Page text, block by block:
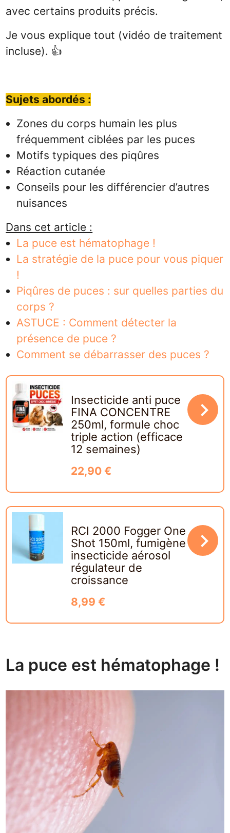
avec certains produits précis.
Je vous explique tout (vidéo de traitement
incluse). 👍
Sujets abordés :
Zones du corps humain les plus
fréquemment ciblées par les puces
Motifs typiques des piqûres
Réaction cutanée
Conseils pour les différencier d’autres
nuisances
Dans cet article :
La puce est hématophage !
La stratégie de la puce pour vous piquer
!
Piqûres de puces : sur quelles parties du
corps ?
ASTUCE : Comment détecter la
présence de puce ?
Comment se débarrasser des puces ?
Insecticide anti puce
FINA CONCENTRE
250ml, formule choc
triple action (efficace
12 semaines)
22,90 €
navigate_next
RCI 2000 Fogger One
Shot 150ml, fumigène
insecticide aérosol
régulateur de
croissance
8,99 €
navigate_next
La puce est hématophage !